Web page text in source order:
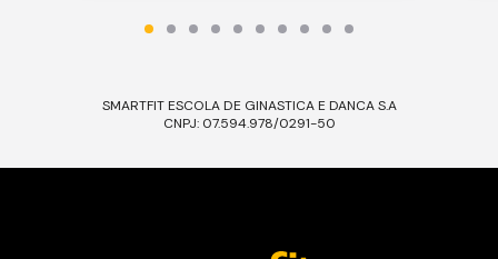
SMARTFIT ESCOLA DE GINASTICA E DANCA S.A
CNPJ: 07.594.978/0291-50